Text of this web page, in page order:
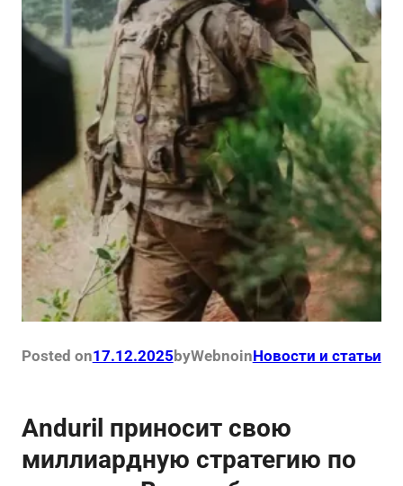
Posted on17.12.2025byWebnoinНовости и статьи
Anduril приносит свою
миллиардную стратегию по